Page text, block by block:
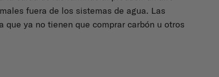
fuera de los sistemas de agua. Las
ya no tienen que comprar carbón u otros